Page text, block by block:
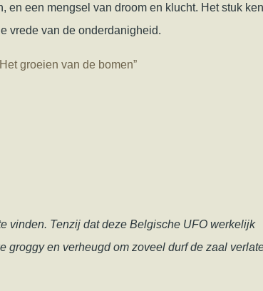
en een mengsel van droom en klucht. Het stuk
vrede van de onderdanigheid.
groeien van de bomen”
vinden. Tenzij dat deze Belgische UFO werkelijk
groggy en verheugd om zoveel durf de zaal